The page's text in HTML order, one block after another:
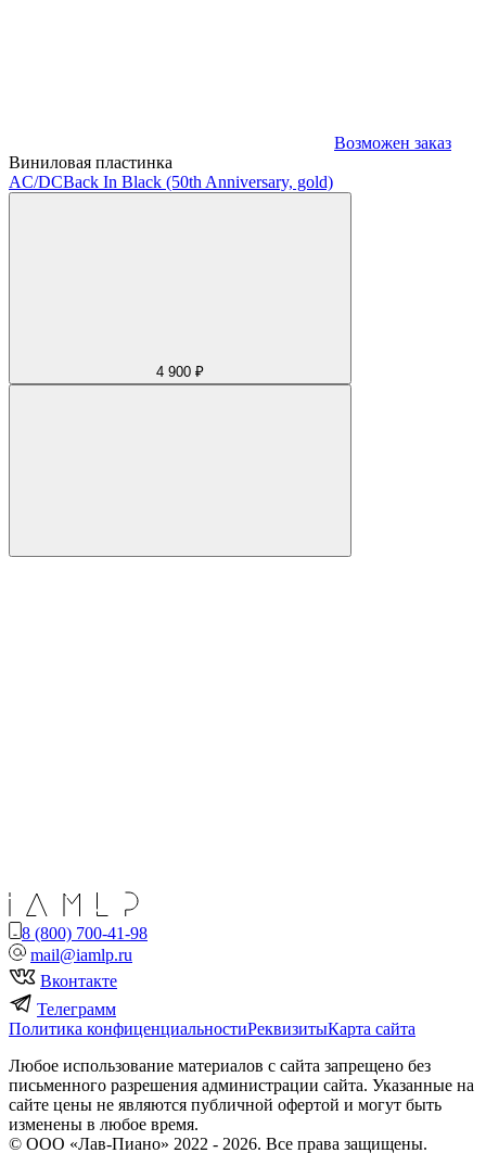
Возможен заказ
Виниловая пластинка
AC/DCBack In Black (50th Anniversary, gold)
4 900 ₽
8 (800) 700-41-98
mail@iamlp.ru
Вконтакте
Телеграмм
Политика конфиценциальностиРеквизитыКарта сайта
Любое использование материалов с сайта запрещено без
письменного разрешения администрации сайта. Указанные на
сайте цены не являются публичной офертой и могут быть
изменены в любое время.
© ООО «Лав-Пиано» 2022 - 2026. Все права защищены.